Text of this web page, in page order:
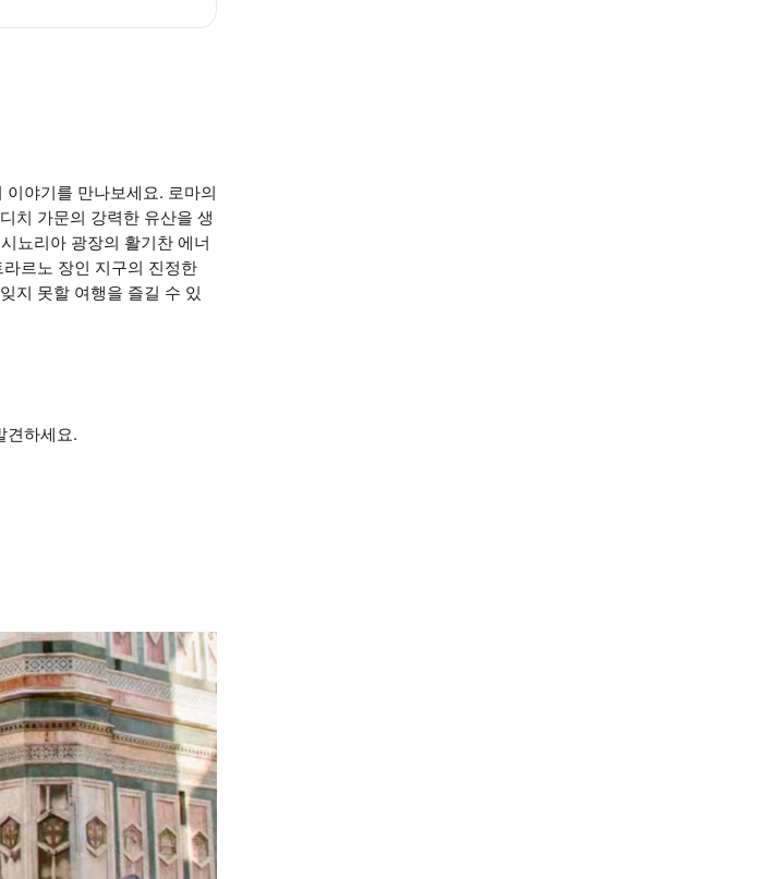
야기를 만나보세요. 로마의
치 가문의 강력한 유산을 생
뇨리아 광장의 활기찬 에너
르노 장인 지구의 진정한
지 못할 여행을 즐길 수 있
견하세요.